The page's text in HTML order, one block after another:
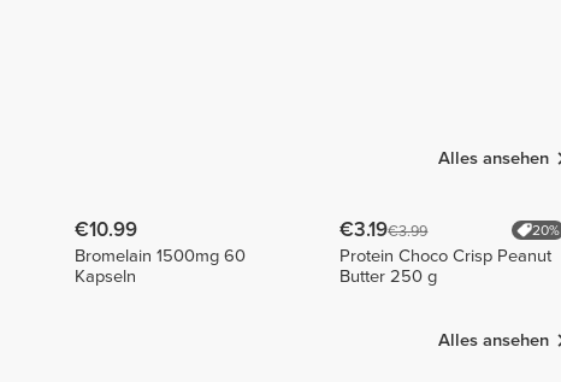
Alles ansehen
€10.99
Bromelain 1500mg 60
Kapseln
€3.19€3.99 20%
Protein Choco Crisp Peanut
Butter 250 g
Alles ansehen